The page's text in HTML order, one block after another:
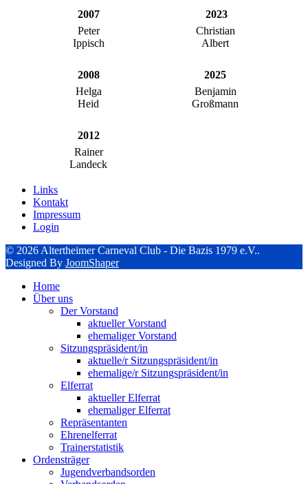
2007
2023
Peter
Ippisch
Christian
Albert
2008
2025
Helga
Heid
Benjamin
Großmann
2012
Rainer
Landeck
Links
Kontakt
Impressum
Login
© 2026 Altertheimer Carneval Club - Die Bazis 1979 e.V..
Designed By JoomShaper
Home
Über uns
Der Vorstand
aktueller Vorstand
ehemaliger Vorstand
Sitzungspräsident/in
aktuelle/r Sitzungspräsident/in
ehemalige/r Sitzungspräsident/in
Elferrat
aktueller Elferrat
ehemaliger Elferrat
Repräsentanten
Ehrenelferrat
Trainerstatistik
Ordensträger
Jugendverbandsorden